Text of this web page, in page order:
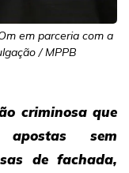
em parceria com a
/ MPPB
criminosa que
sem
de fachada,